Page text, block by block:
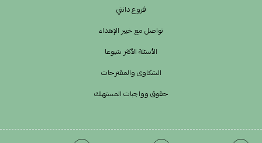
فروع دانتي
تواصل مع خبير الإهداء
الأسئلة الأكثر شيوعا
الشكاوى والمقترحات
حقوق وواجبات المستهلك